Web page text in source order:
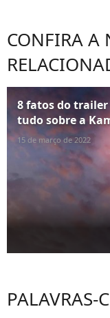
CONFIRA A
8 fatos do
tudo sobre a
15 de março de 2022
PALAVRAS-